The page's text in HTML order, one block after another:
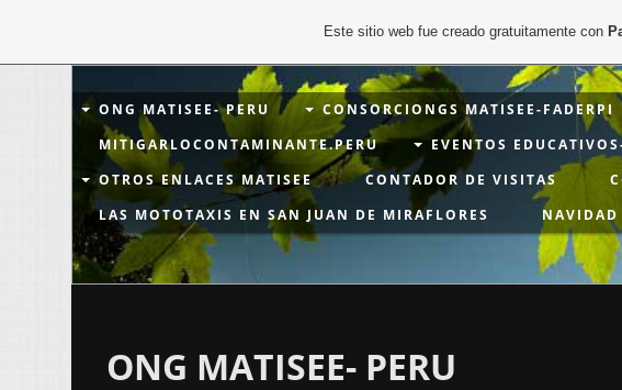
ONG MATISEE- PERU CONSORCIONGS MATISEE-FADERPI
MITIGARLOCONTAMINANTE.PERU
EVENTOS
OTROS ENLACES MATISEE
CONTADOR DE VISITAS
LAS MOTOTAXIS EN SAN JUAN DE MIRAFLORES
ONG MATISEE- PERU
Este sitio web fue creado gratuitamente con